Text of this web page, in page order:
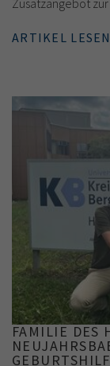
ARTIKEL LESEN
FAMILIE DES